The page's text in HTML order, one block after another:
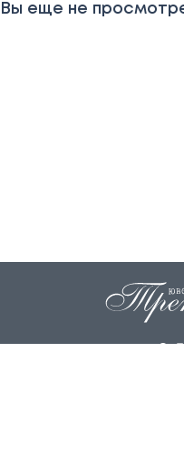
Вы еще не